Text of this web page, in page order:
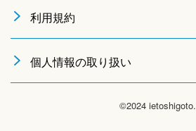
利用規約
個人情報の取り扱い
©2024 ietoshigoto.